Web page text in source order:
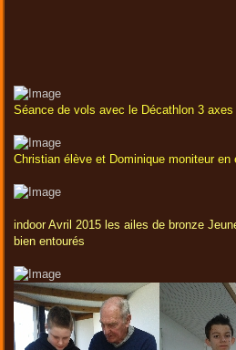
Séance de vols avec le Décathlon 3
Christian élève et Dominique moniteur en
indoor Avril 2015 les ailes de bronze
bien entourés